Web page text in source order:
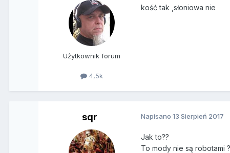
Użytkownik forum
4,5k
kość tak ,słoniowa nie
sqr Napisano13 Sierpień 2017
Jak to??
To mody nie są robotami